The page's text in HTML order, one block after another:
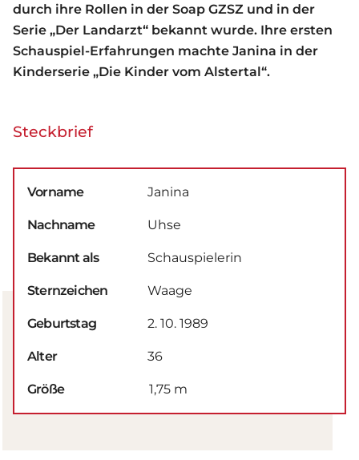
durch ihre Rollen in der Soap GZSZ und in der
Serie „Der Landarzt“ bekannt wurde. Ihre ersten
Schauspiel-Erfahrungen machte Janina in der
Kinderserie „Die Kinder vom Alstertal“.
Steckbrief
Vorname Janina
Nachname Uhse
Bekannt als Schauspielerin
Sternzeichen Waage
Geburtstag 2. 10. 1989
Alter 36
Größe 1,75 m